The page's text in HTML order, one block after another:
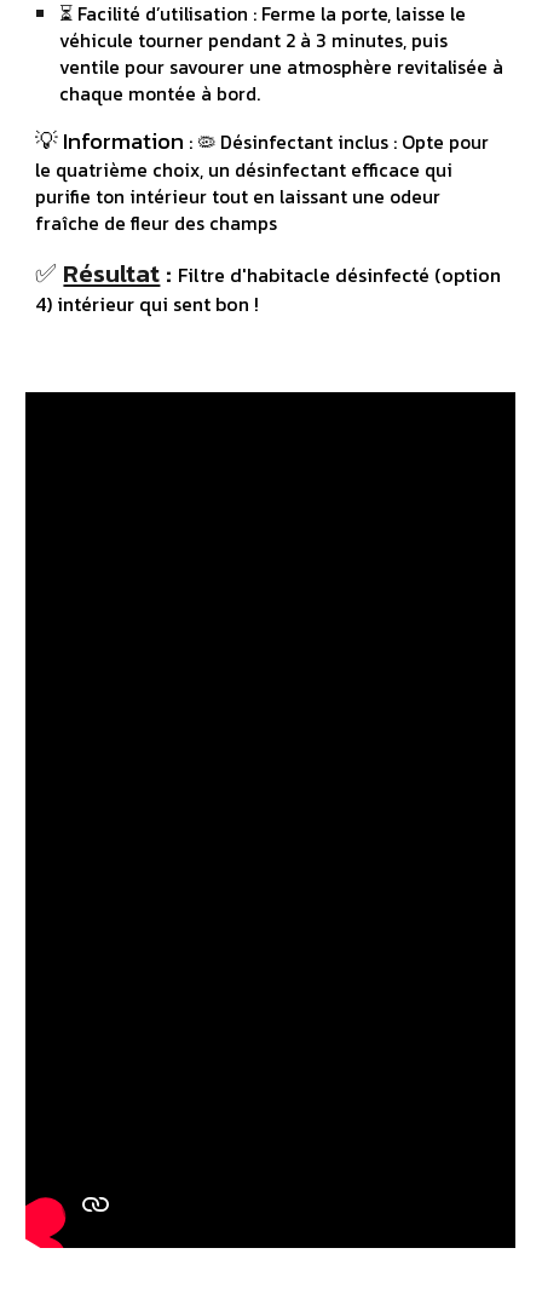
⏳ Facilité d’utilisation : Ferme la porte, laisse le
véhicule tourner pendant 2 à 3 minutes, puis
ventile pour savourer une atmosphère revitalisée à
chaque montée à bord.
💡 Information : 🦠 Désinfectant inclus : Opte pour
le quatrième choix, un désinfectant efficace qui
purifie ton intérieur tout en laissant une odeur
fraîche de fleur des champs
✅ Résultat: Filtre d'habitacle désinfecté (option
4) intérieur qui sent bon !